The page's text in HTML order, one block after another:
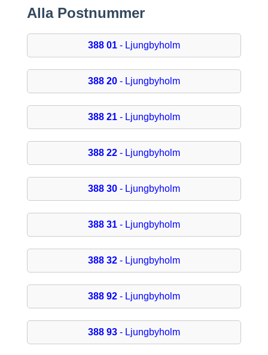
Alla Postnummer
388 01- Ljungbyholm
388 20- Ljungbyholm
388 21- Ljungbyholm
388 22- Ljungbyholm
388 30- Ljungbyholm
388 31- Ljungbyholm
388 32- Ljungbyholm
388 92- Ljungbyholm
388 93- Ljungbyholm